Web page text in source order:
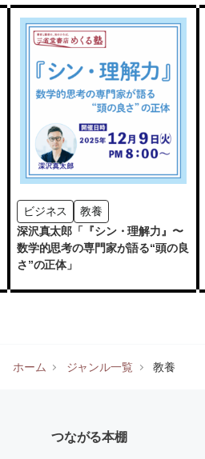
ビジネス
教養
深沢真太郎「『シン・理解力』〜
数学的思考の専門家が語る“頭の良
さ”の正体」
ホーム ジャンル一覧 教養
つながる本棚